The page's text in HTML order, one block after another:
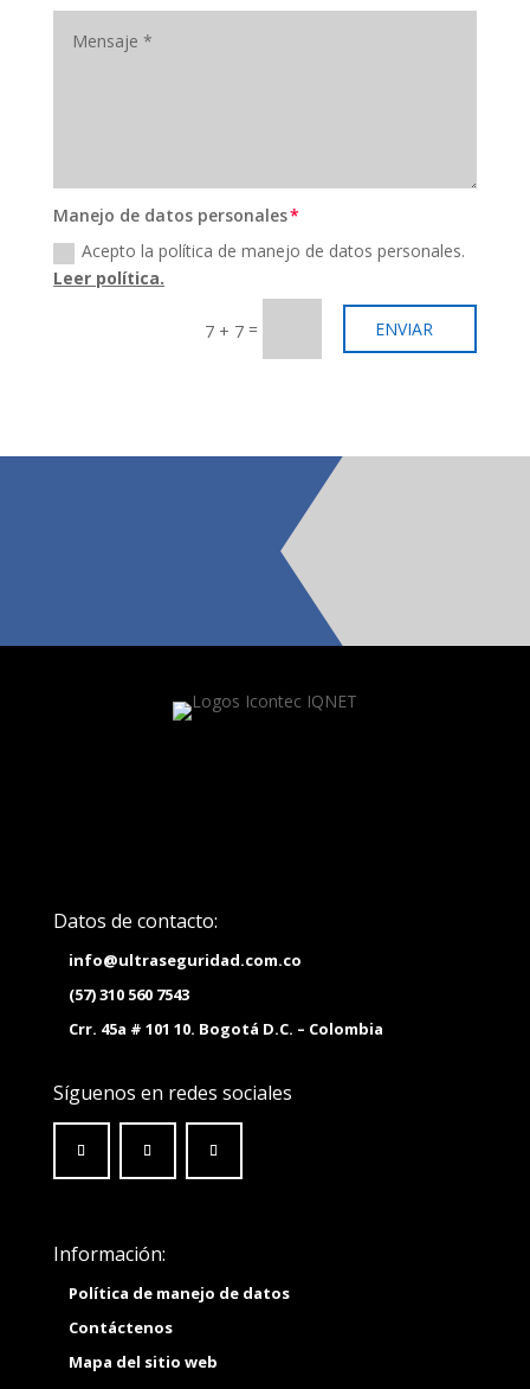
Manejo de datos personales
Acepto la política de manejo de datos personales.
Leer política.
7 + 7 = ENVIAR
Datos de contacto:
info@ultraseguridad.com.co
(57) 310 560 7543
Crr. 45a # 101 10. Bogotá D.C. – Colombia
Síguenos en redes sociales
Información:
Política de manejo de datos
Contáctenos
Mapa del sitio web